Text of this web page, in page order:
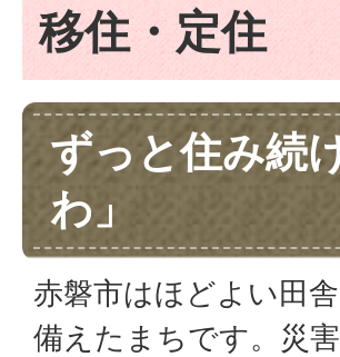
移住・定住
ずっと住み続
わ」
赤磐市はほどよい田
備えたまちです。災